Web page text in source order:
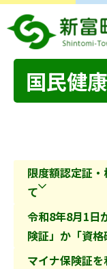
国民健
限度額認定証
て
令和8年8月1日
険証」か「資格
マイナ保険証を